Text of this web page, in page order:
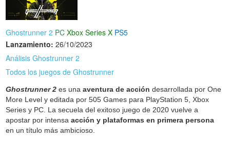
Ghostrunner 2 PC Xbox Series X PS5
Lanzamiento: 26/10/2023
Análisis Ghostrunner 2
Todos los juegos de Ghostrunner
Ghostrunner 2 es unaaventura de acción desarrollada por One
More Level y editada por 505 Games para PlayStation 5, Xbox
Series y PC. La secuela del exitoso juego de 2020 vuelve a
apostar por intensaacción y plataformas en primera persona
en un título más ambicioso.